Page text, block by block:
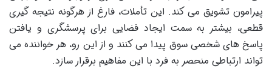
پیرامون تشویق می کند. این تأملات، فارغ از هرگونه نتیجه گیری
قطعی، بیشتر به سمت ایجاد فضایی برای پرسشگری و یافتن
پاسخ های شخصی سوق پیدا می کنند و از این رو، هر خواننده می
تواند ارتباطی منحصر به فرد با این مفاهیم برقرار سازد.